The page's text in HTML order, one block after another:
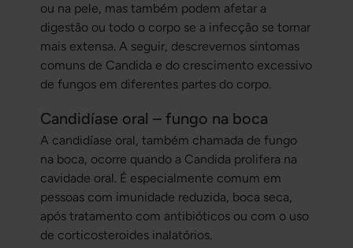
ou na pele, mas também podem afetar a
digestão ou todo o corpo se a infecção se tornar
mais extensa. A seguir, descrevemos sintomas
comuns de Candida e do crescimento excessivo
de fungos em diferentes partes do corpo.
Candidíase oral – fungo na boca
A candidíase oral, também chamada de fungo
na boca, ocorre quando a Candida prolifera na
cavidade oral. É especialmente comum em
pessoas com imunidade reduzida, boca seca,
após tratamento com antibióticos ou com o uso
de corticosteroides inalatórios.